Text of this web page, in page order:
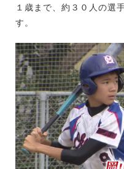
１歳まで、約３０人の選
す。